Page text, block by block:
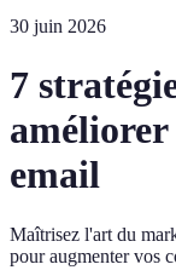
30 juin 2026
7
email
Maîtrisez l'art du
pour augmenter vos